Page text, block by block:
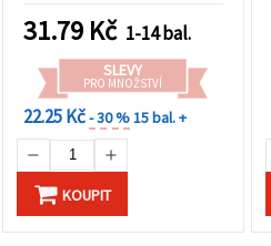
31.79 Kč 1-14 bal.
SLEVY
PRO MNOŽSTVÍ
22.25 Kč- 30 %15 bal. +
KOUPIT